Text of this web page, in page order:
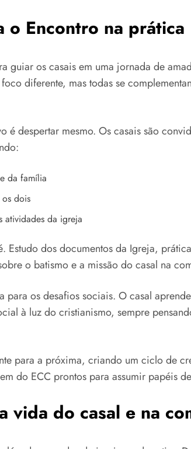
o Encontro na prática
guiar os casais em uma jornada de
diferente, mas todas se
é despertar mesmo. Os casais são
da família
os dois
atividades da igreja
Estudo dos documentos da Igreja,
o batismo e a missão do casal na
para os desafios sociais. O casal
à luz do cristianismo, sempre
para a próxima, criando um ciclo de
do ECC prontos para assumir papéis
vida do casal e na